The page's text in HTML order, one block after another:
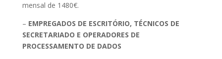
mensal de 1480€.
– EMPREGADOS DE ESCRITÓRIO, TÉCNICOS DE
SECRETARIADO E OPERADORES DE
PROCESSAMENTO DE DADOS